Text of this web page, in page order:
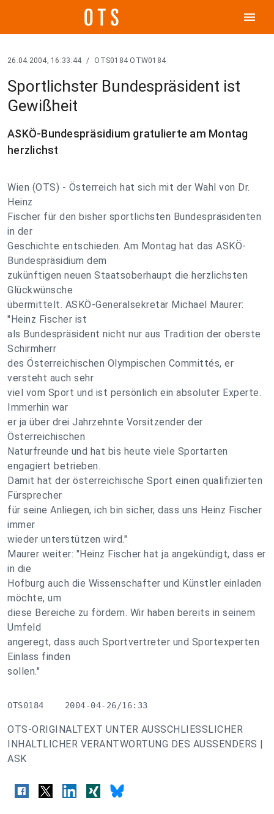
menu
26.04.2004, 16:33:44 / OTS0184 OTW0184
Sportlichster Bundespräsident ist
Gewißheit
ASKÖ-Bundespräsidium gratulierte am Montag
herzlichst
Wien (OTS) - Österreich hat sich mit der Wahl von Dr.
Heinz
Fischer für den bisher sportlichsten Bundespräsidenten
in der
Geschichte entschieden. Am Montag hat das ASKÖ-
Bundespräsidium dem
zukünftigen neuen Staatsoberhaupt die herzlichsten
Glückwünsche
übermittelt. ASKÖ-Generalsekretär Michael Maurer:
"Heinz Fischer ist
als Bundespräsident nicht nur aus Tradition der oberste
Schirmherr
des Österreichischen Olympischen Committés, er
versteht auch sehr
viel vom Sport und ist persönlich ein absoluter Experte.
Immerhin war
er ja über drei Jahrzehnte Vorsitzender der
Österreichischen
Naturfreunde und hat bis heute viele Sportarten
engagiert betrieben.
Damit hat der österreichische Sport einen qualifizierten
Fürsprecher
für seine Anliegen, ich bin sicher, dass uns Heinz Fischer
immer
wieder unterstützen wird."
Maurer weiter: "Heinz Fischer hat ja angekündigt, dass er
in die
Hofburg auch die Wissenschafter und Künstler einladen
möchte, um
diese Bereiche zu fördern. Wir haben bereits in seinem
Umfeld
angeregt, dass auch Sportvertreter und Sportexperten
Einlass finden
sollen."
OTS0184    2004-04-26/16:33
OTS-ORIGINALTEXT UNTER AUSSCHLIESSLICHER
INHALTLICHER VERANTWORTUNG DES AUSSENDERS |
ASK